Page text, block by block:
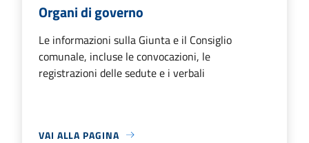
Organi di governo
Le informazioni sulla Giunta e il Consiglio
comunale, incluse le convocazioni, le
registrazioni delle sedute e i verbali
VAI ALLA PAGINA